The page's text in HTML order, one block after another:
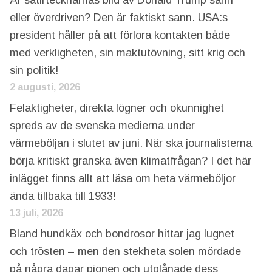
eller överdriven? Den är faktiskt sann. USA:s
president håller på att förlora kontakten både
med verkligheten, sin maktutövning, sitt krig och
sin politik!
2 augusti, 2026
Felaktigheter, direkta lögner och okunnighet
spreds av de svenska medierna under
värmeböljan i slutet av juni. När ska journalisterna
börja kritiskt granska även klimatfrågan? I det här
inlägget finns allt att läsa om heta värmeböljor
ända tillbaka till 1933!
13 juli, 2026
Bland hundkäx och bondrosor hittar jag lugnet
och trösten – men den stekheta solen mördade
på några dagar pionen och utplånade dess